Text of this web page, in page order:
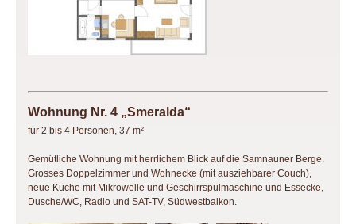
Wohnung Nr. 4 „Smeralda“
für 2 bis 4 Personen, 37 m²
Gemütliche Wohnung mit herrlichem Blick auf die Samnauner Berge.
Grosses Doppelzimmer und Wohnecke (mit ausziehbarer Couch),
neue Küche mit Mikrowelle und Geschirrspülmaschine und Essecke,
Dusche/WC, Radio und SAT-TV, Südwestbalkon.